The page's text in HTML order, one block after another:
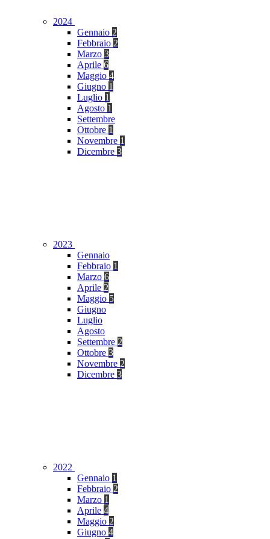
2024
Gennaio 2
Febbraio 2
Marzo 3
Aprile 6
Maggio 4
Giugno 1
Luglio 1
Agosto 1
Settembre
Ottobre 1
Novembre 1
Dicembre 3
2023
Gennaio
Febbraio 1
Marzo 6
Aprile 2
Maggio 5
Giugno
Luglio
Agosto
Settembre 2
Ottobre 3
Novembre 2
Dicembre 3
2022
Gennaio 1
Febbraio 2
Marzo 1
Aprile 4
Maggio 2
Giugno 4